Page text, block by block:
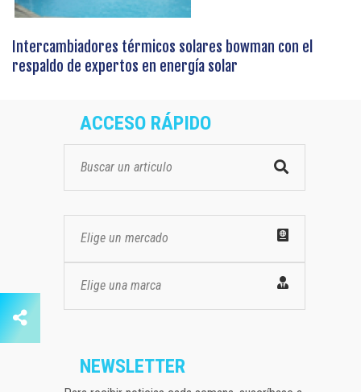
Intercambiadores térmicos solares bowman con el
respaldo de expertos en energía solar
ACCESO RÁPIDO
Elige un mercado
Elige una marca
NEWSLETTER